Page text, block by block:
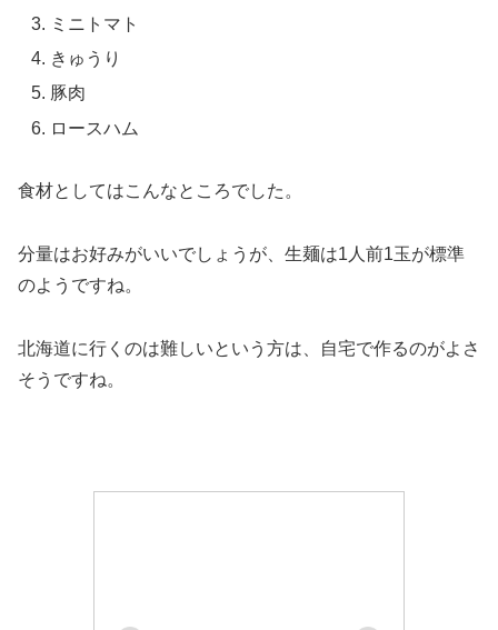
ミニトマト
きゅうり
豚肉
ロースハム
食材としてはこんなところでした。
分量はお好みがいいでしょうが、生麺は1人前1玉が標準
のようですね。
北海道に行くのは難しいという方は、自宅で作るのがよさ
そうですね。